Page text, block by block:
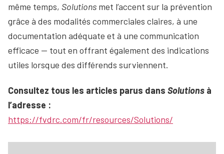
même temps, Solutions met l’accent sur la prévention
grâce à des modalités commerciales claires, à une
documentation adéquate et à une communication
efficace — tout en offrant également des indications
utiles lorsque des différends surviennent.
Consultez tous les articles parus dans Solutions à
l’adresse :
https://fvdrc.com/fr/resources/Solutions/